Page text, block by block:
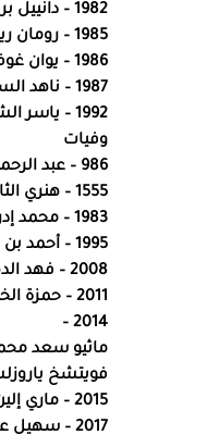
1982 – دانييل براتين، لاعب كرة قدم نرويجي.
1985 – رومان رينز، مصارع أمريكي.
1986 – يوان غوفران، لاعب كرة قدم فرنسي.
1987 – ناهد السباعي، ممثلة مصرية.
1992 – ياسر الشهراني، لاعب كرة قدم سعودي.
وفيات
986 – عبد الرحمن بن عمر الصوفي، مهندس وعالم في علم الفلك فارسي مسلم.
1555 – هنري الثاني، ملك مملكة نافارا.
1983 – محمد إدريس السنوسي، ملك ليبيا.
1995 – أحمد بن راشد آل الشيخ مبارك، شاعر وصحفي سعودي.
2008 – فهد الدهمش، حكم كرة قدم سعودي.
2011 – حمزة الخطيب، طفل سوري قُتل تعذيبًا في بواكير الثورة السورية ضد نظام الأسد.
2014 –
ماثيو سعد
فويتشخ
2015 – ماري إلين مارك، مصورة وصحفية أمريكية.
2017 – سهيل عرفة، ملحن سوري.